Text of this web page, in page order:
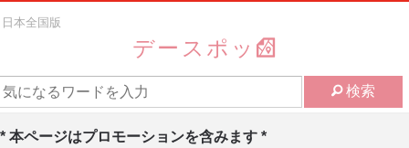
日本全国版
デースポッ
検索
* 本ページはプロモーションを含みます *